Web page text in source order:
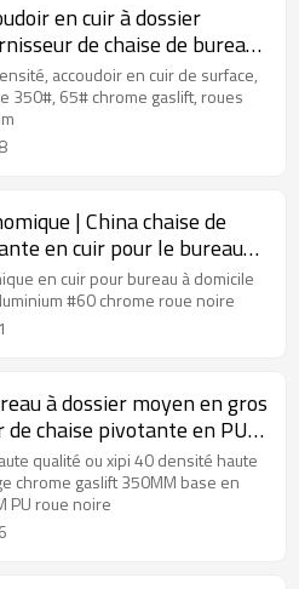
en cuir à dossier
de chaise de bureau
accoudoir en cuir de surface,
350#, 65# chrome gaslift, roues
| China chaise de
en cuir pour le bureau
en cuir pour bureau à domicile
#60 chrome roue noire
à dossier moyen en gros
de chaise pivotante en PU
B306)qualité ou xipi 40 densité haute
chrome gaslift 350MM base en
PU roue noire